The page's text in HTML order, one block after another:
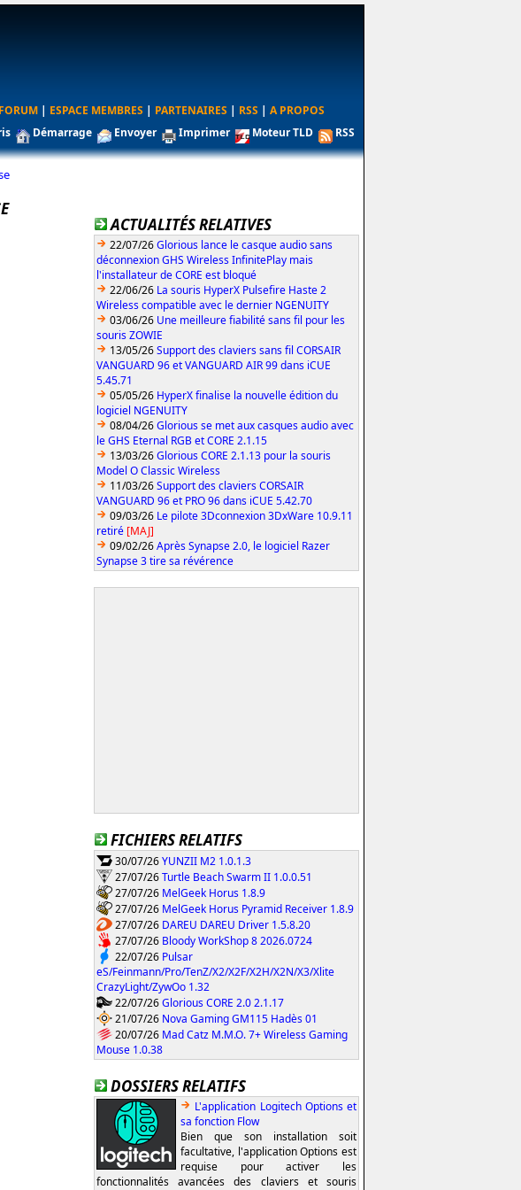
FORUM | ESPACE MEMBRES | PARTENAIRES | RSS | A PROPOS
Démarrage Envoyer Imprimer Moteur TLD RSS
ACTUALITÉS RELATIVES
22/07/26Glorious lance le casque audio sans
déconnexion GHS Wireless InfinitePlay mais
l'installateur de CORE est bloqué
22/06/26 La souris HyperX Pulsefire Haste 2
Wireless compatible avec le dernier NGENUITY
03/06/26 Une meilleure fiabilité sans fil pour les
souris ZOWIE
13/05/26Support des claviers sans fil CORSAIR
VANGUARD 96 et VANGUARD AIR 99 dans iCUE
5.45.71
05/05/26 HyperX finalise la nouvelle édition du
logiciel NGENUITY
08/04/26Glorious se met aux casques audio avec
le GHS Eternal RGB et CORE 2.1.15
13/03/26Glorious CORE 2.1.13 pour la souris
Model O Classic Wireless
11/03/26Support des claviers CORSAIR
VANGUARD 96 et PRO 96 dans iCUE 5.42.70
09/03/26 Le pilote 3Dconnexion 3DxWare 10.9.11
retiré [MAJ]
09/02/26Après Synapse 2.0, le logiciel Razer
Synapse 3 tire sa révérence
FICHIERS RELATIFS
30/07/26YUNZII M2 1.0.1.3
27/07/26Turtle Beach Swarm II 1.0.0.51
27/07/26 MelGeek Horus 1.8.9
27/07/26 MelGeek Horus Pyramid Receiver 1.8.9
27/07/26 DAREU DAREU Driver 1.5.8.20
27/07/26 Bloody WorkShop 8 2026.0724
22/07/26 Pulsar
eS/Feinmann/Pro/TenZ/X2/X2F/X2H/X2N/X3/Xlite
CrazyLight/ZywOo 1.32
22/07/26Glorious CORE 2.0 2.1.17
21/07/26 Nova Gaming GM115 Hadès 01
20/07/26 Mad Catz M.M.O. 7+ Wireless Gaming
Mouse 1.0.38
DOSSIERS RELATIFS
L'application Logitech Options et
sa fonction Flow
Bien que son installation soit
facultative, l'application Options est
requise pour activer les
fonctionnalités avancées des claviers et souris